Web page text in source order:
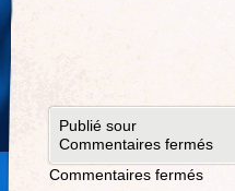
Publié sour
Commentaires fermés
Commentaires fermés